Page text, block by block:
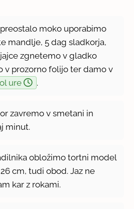
moko uporabimo
mandlje, 5 dag sladkorja,
zgnetemo v gladko
v prozorno folijo ter damo v
ure .
zavremo v smetani in
minut.
obložimo tortni model
cm, tudi obod. Jaz ne
kar z rokami.